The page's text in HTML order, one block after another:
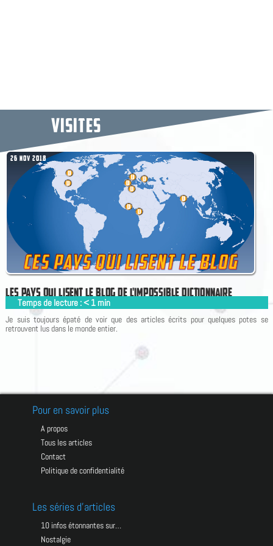
VISITES
LESPAYSQUILISENTLEBLOGDEL'IMPOSSIBLEDICTIONNAIRE
26 NOV 2018
Temps de lecture :< 1 min
Je suis toujours épaté de voir que des articles écrits pour quelques potes se
retrouvent lus dans le monde entier.
Pour en savoir plus
A propos
Tous les articles
Contact
Politique de confidentialité
Les séries d’articles
10 infos étonnantes sur…
Nostalgie